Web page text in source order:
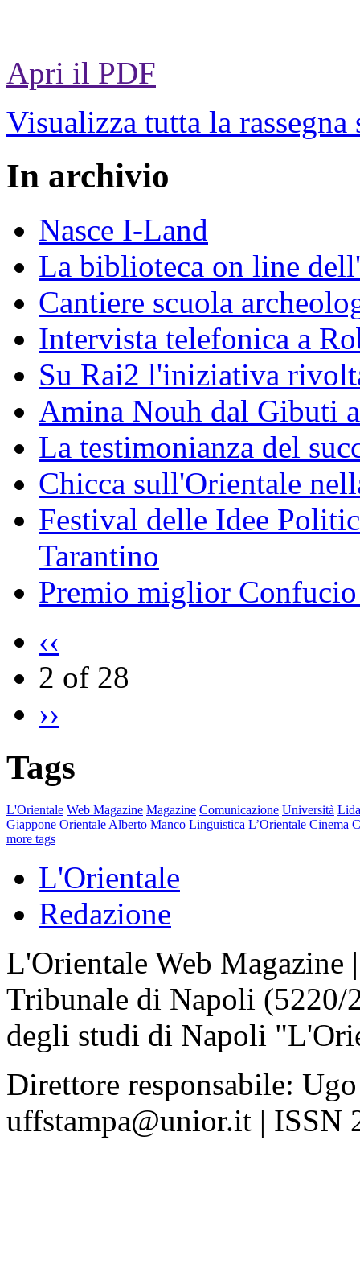
Apri il PDF
Visualizza tutta la rassegna
In archivio
Nasce I-Land
La biblioteca on line
Cantiere scuola
Intervista telefonica a
Su Rai2 l'iniziativa
Amina Nouh dal Gibuti
La testimonianza del
Chicca sull'Orientale
Festival delle Idee
Tarantino
Premio miglior
‹‹
2 of 28
››
Tags
L'Orientale Web Magazine Magazine Comunicazione Università
Giappone Orientale Alberto Manco Linguistica L’Orientale Cinema
more tags
L'Orientale
Redazione
L'Orientale Web Magazine
Tribunale di Napoli
degli studi di Napoli
Direttore responsabile:
uffstampa@unior.it | ISSN